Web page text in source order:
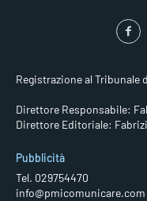
Registrazione al Tribunale
Direttore Responsabile:
Direttore Editoriale:
Pubblicità
Tel. 029754470
info@pmicomunicare.com